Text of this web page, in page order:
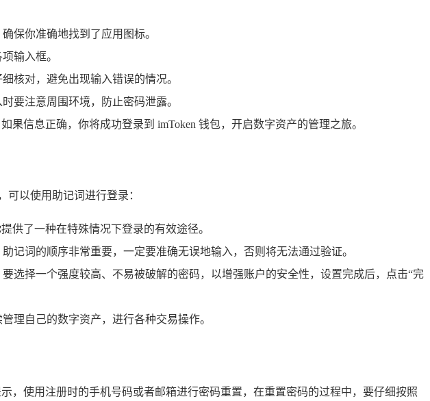
保你准确地找到了应用图标。
输入框。
核对，避免出现输入错误的情况。
要注意周围环境，防止密码泄露。
信息正确，你将成功登录到 imToken 钱包，开启数字资产的管理之旅。
以使用助记词进行登录：
供了一种在特殊情况下登录的有效途径。
记词的顺序非常重要，一定要准确无误地输入，否则将无法通过验证。
选择一个强度较高、不易被破解的密码，以增强账户的安全性，设置完成后，点击“完
理自己的数字资产，进行各种交易操作。
，使用注册时的手机号码或者邮箱进行密码重置，在重置密码的过程中，要仔细按照